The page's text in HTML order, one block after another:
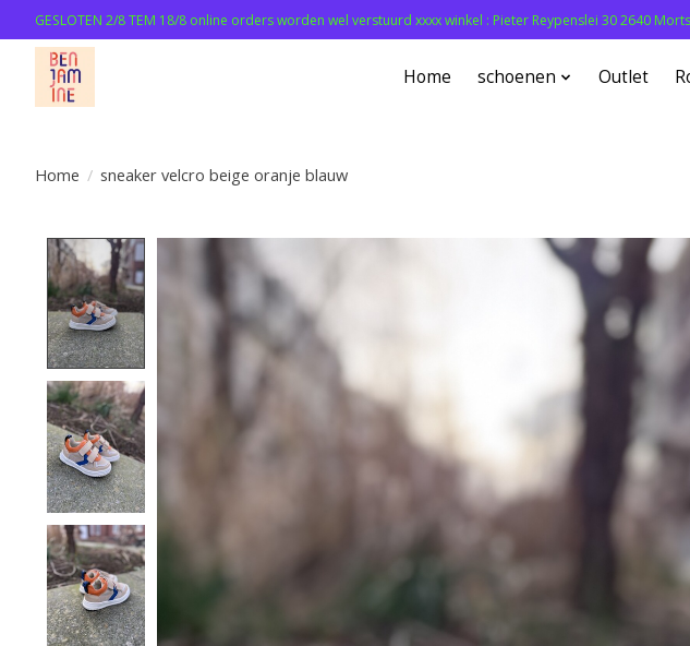
GESLOTEN 2/8 TEM 18/8 online orders worden wel verstuurd xxxx winkel : Pieter Reypenslei 30 2640
Home schoenen Outlet
Home / sneaker velcro beige oranje blauw
Product image slideshow Items